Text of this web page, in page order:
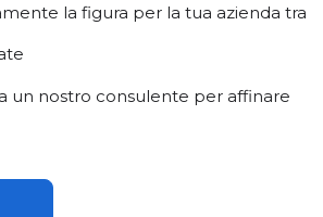
la figura per la tua azienda tra
un nostro consulente per affinare